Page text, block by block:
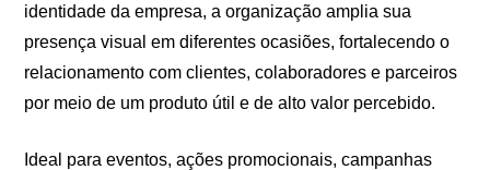
identidade da empresa, a organização amplia sua
presença visual em diferentes ocasiões, fortalecendo o
relacionamento com clientes, colaboradores e parceiros
por meio de um produto útil e de alto valor percebido.
Ideal para eventos, ações promocionais, campanhas